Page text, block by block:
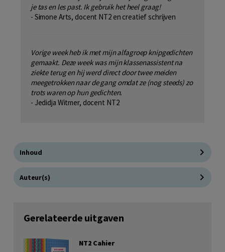
je tas en les past. Ik gebruik het heel graag!
- Simone Arts, docent NT2 en creatief schrijven
Vorige week heb ik met mijn alfagroep knipgedichten
gemaakt. Deze week was mijn klassenassistent na
ziekte terug en hij werd direct door twee meiden
meegetrokken naar de gangomdat ze (nog steeds) zo
trots waren op hun gedichten.
- Jedidja Witmer, docent NT2
Inhoud
Auteur(s)
Gerelateerde uitgaven
NT2 Cahier